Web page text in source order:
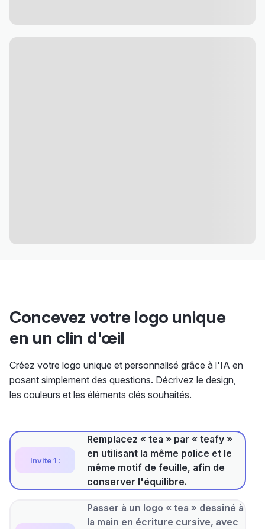
Concevez votre logo unique
en un clin d'œil
Créez votre logo unique et personnalisé grâce à l'IA en
posant simplement des questions. Décrivez le design,
les couleurs et les éléments clés souhaités.
Invite 1 :
Remplacez « tea » par « teafy »
en utilisant la même police et le
même motif de feuille, afin de
conserver l'équilibre.
Passer à un logo « tea » dessiné à
la main en écriture cursive, avec